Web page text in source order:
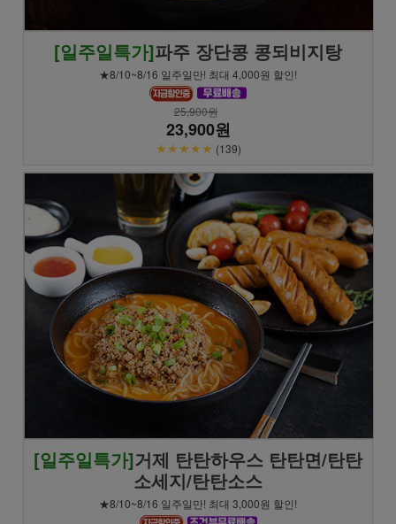
[일주일특가]파주 장단콩 콩되비지탕
★8/10~8/16 일주일만! 최대 4,000원 할인!
25,900원
23,900원
★★★★★ (139)
[일주일특가]거제 탄탄하우스 탄탄면/탄탄
소세지/탄탄소스
★8/10~8/16 일주일만! 최대 3,000원 할인!